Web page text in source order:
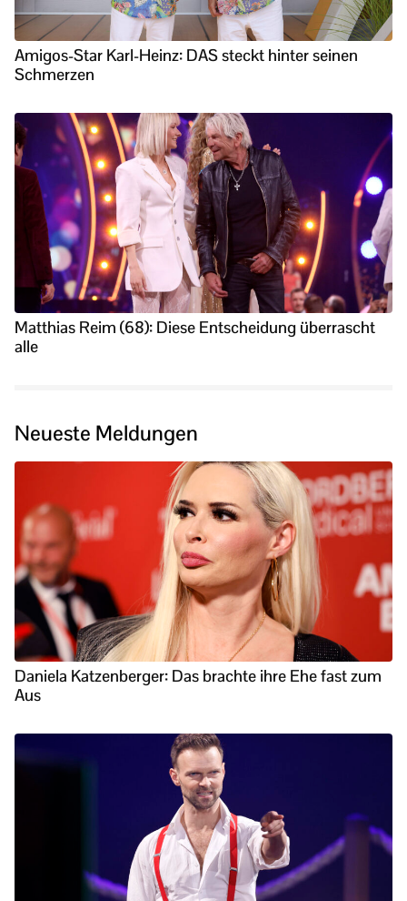
Amigos-Star Karl-Heinz: DAS steckt hinter seinen
Schmerzen
Matthias Reim (68): Diese Entscheidung überrascht
alle
Neueste Meldungen
Daniela Katzenberger: Das brachte ihre Ehe fast zum
Aus